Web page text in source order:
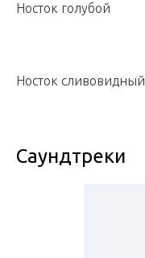
Носток голубой
Носток сливовидный
Саундтреки